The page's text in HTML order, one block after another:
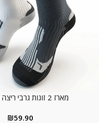
מארז 2 זוגות גרבי ריצה מקצועיות
₪59.90